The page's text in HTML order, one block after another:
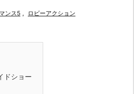
ンス5 , ロビーアクション
ドショー